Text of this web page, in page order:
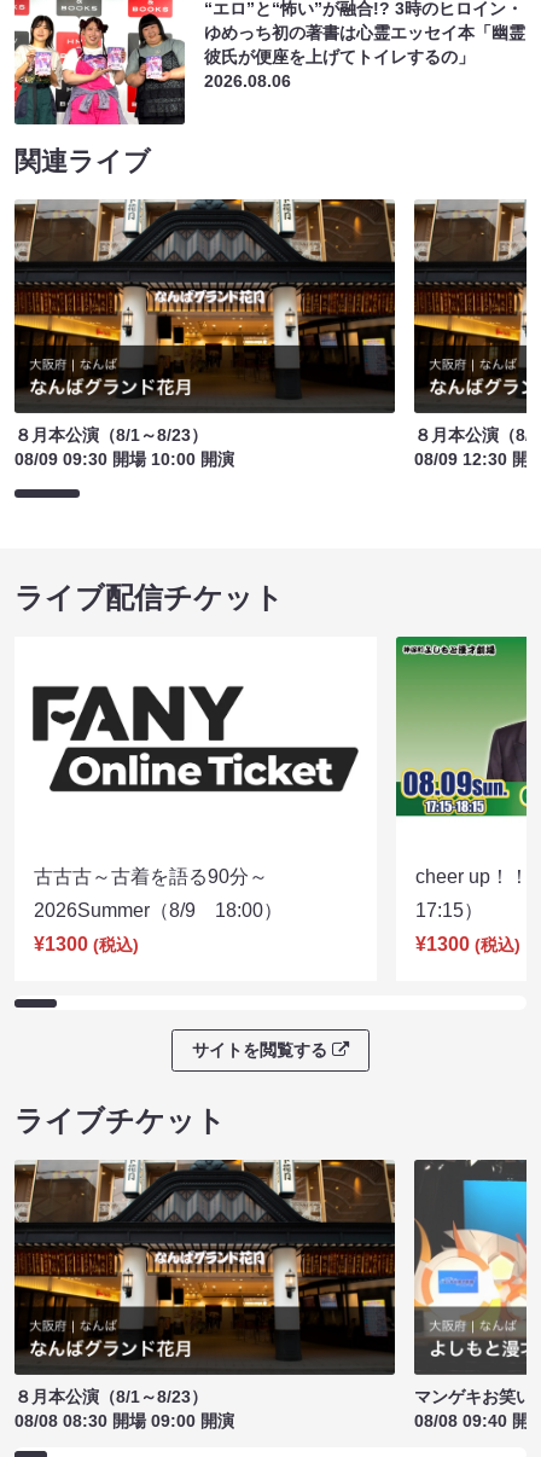
“エロ”と“怖い”が融合!? 3時のヒロイン・
ゆめっち初の著書は心霊エッセイ本「幽霊
彼氏が便座を上げてトイレするの」
2026.08.06
関連ライブ
８月本公演（8/1～8/23）
08/09 09:30 開場 10:00 開演
８月本公演（8/
08/09 12:30 開
ライブ配信チケット
古古古～古着を語る90分～
2026Summer（8/9 18:00）
¥1300 (税込)
cheer up！
17:15）
¥1300 (税込)
サイトを閲覧する
ライブチケット
８月本公演（8/1～8/23）
08/08 08:30 開場 09:00 開演
マンゲキお笑い
08/08 09:40 開